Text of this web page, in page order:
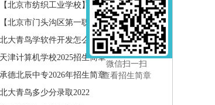
【北京市纺织工业学校】
【北京市门头沟区第一职业高中】
北大青鸟学软件开发怎么样?北大青..
天津计算机学校2025招生简章
承德北辰中专2026年招生简章
北大青鸟多少分录取2022
微信扫一扫
查看招生简章